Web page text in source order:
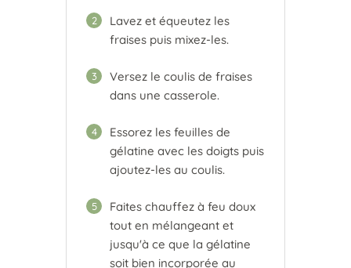
2
Lavez et équeutez les
fraises puis mixez-les.
3
Versez le coulis de fraises
dans une casserole.
4
Essorez les feuilles de
gélatine avec les doigts puis
ajoutez-les au coulis.
5
Faites chauffez à feu doux
tout en mélangeant et
jusqu'à ce que la gélatine
soit bien incorporée au